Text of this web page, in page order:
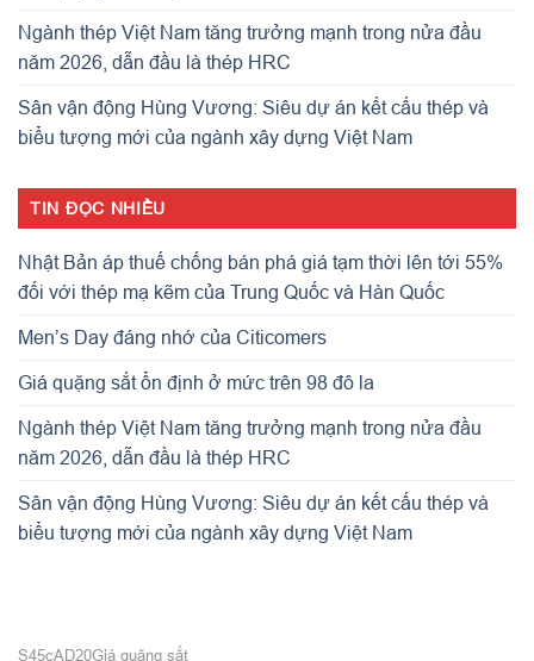
Ngành thép Việt Nam tăng trưởng mạnh trong nửa đầu
năm 2026, dẫn đầu là thép HRC
Sân vận động Hùng Vương: Siêu dự án kết cấu thép và
biểu tượng mới của ngành xây dựng Việt Nam
TIN ĐỌC NHIỀU
Nhật Bản áp thuế chống bán phá giá tạm thời lên tới 55%
đối với thép mạ kẽm của Trung Quốc và Hàn Quốc
Men’s Day đáng nhớ của Citicomers
Giá quặng sắt ổn định ở mức trên 98 đô la
Ngành thép Việt Nam tăng trưởng mạnh trong nửa đầu
năm 2026, dẫn đầu là thép HRC
Sân vận động Hùng Vương: Siêu dự án kết cấu thép và
biểu tượng mới của ngành xây dựng Việt Nam
S45cAD20Giá quặng sắt